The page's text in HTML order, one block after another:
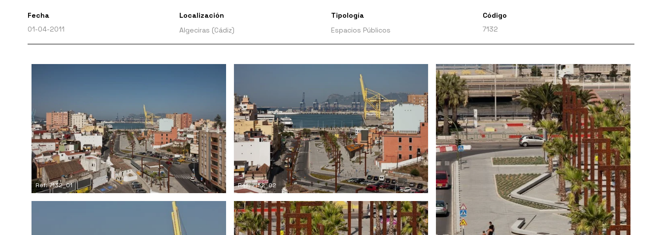
Fecha
01-04-2011
Localización
Algeciras (Cádiz)
Tipología
Espacios Públicos
Código
7132
Ref: 7132_01 Ref: 7132_02